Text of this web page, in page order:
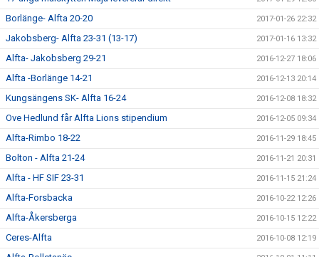
Borlänge- Alfta 20-20 2017-01-26 22:32
Jakobsberg- Alfta 23-31 (13-17) 2017-01-16 13:32
Alfta- Jakobsberg 29-21 2016-12-27 18:06
Alfta -Borlänge 14-21 2016-12-13 20:14
Kungsängens SK- Alfta 16-24 2016-12-08 18:32
Ove Hedlund får Alfta Lions stipendium 2016-12-05 09:34
Alfta-Rimbo 18-22 2016-11-29 18:45
Bolton - Alfta 21-24 2016-11-21 20:31
Alfta - HF SIF 23-31 2016-11-15 21:24
Alfta-Forsbacka 2016-10-22 12:26
Alfta-Åkersberga 2016-10-15 12:22
Ceres-Alfta 2016-10-08 12:19